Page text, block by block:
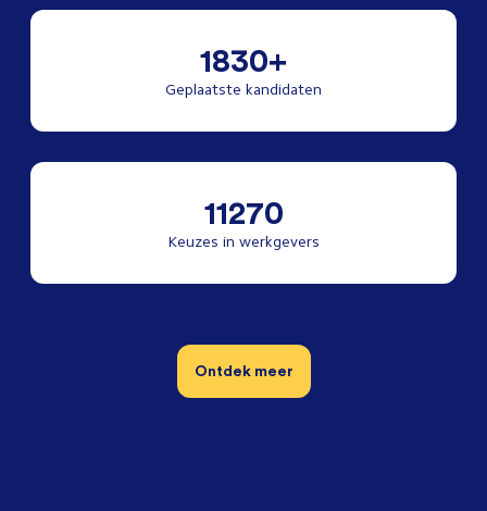
1830+
Geplaatste kandidaten
11270
Keuzes in werkgevers
Ontdek meer